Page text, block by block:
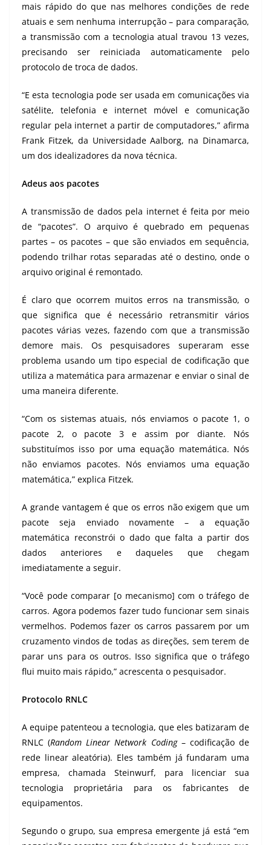
mais rápido do que nas melhores condições de rede
atuais e sem nenhuma interrupção – para comparação,
a transmissão com a tecnologia atual travou 13 vezes,
precisando ser reiniciada automaticamente pelo
protocolo de troca de dados.
“E esta tecnologia pode ser usada em comunicações via
satélite, telefonia e internet móvel e comunicação
regular pela internet a partir de computadores,” afirma
Frank Fitzek, da Universidade Aalborg, na Dinamarca,
um dos idealizadores da nova técnica.
Adeus aos pacotes
A transmissão de dados pela internet é feita por meio
de “pacotes”. O arquivo é quebrado em pequenas
partes – os pacotes – que são enviados em sequência,
podendo trilhar rotas separadas até o destino, onde o
arquivo original é remontado.
É claro que ocorrem muitos erros na transmissão, o
que significa que é necessário retransmitir vários
pacotes várias vezes, fazendo com que a transmissão
demore mais. Os pesquisadores superaram esse
problema usando um tipo especial de codificação que
utiliza a matemática para armazenar e enviar o sinal de
uma maneira diferente.
“Com os sistemas atuais, nós enviamos o pacote 1, o
pacote 2, o pacote 3 e assim por diante. Nós
substituímos isso por uma equação matemática. Nós
não enviamos pacotes. Nós enviamos uma equação
matemática,” explica Fitzek.
A grande vantagem é que os erros não exigem que um
pacote seja enviado novamente – a equação
matemática reconstrói o dado que falta a partir dos
dados anteriores e daqueles que chegam
imediatamente a seguir.
“Você pode comparar [o mecanismo] com o tráfego de
carros. Agora podemos fazer tudo funcionar sem sinais
vermelhos. Podemos fazer os carros passarem por um
cruzamento vindos de todas as direções, sem terem de
parar uns para os outros. Isso significa que o tráfego
flui muito mais rápido,” acrescenta o pesquisador.
Protocolo RNLC
A equipe patenteou a tecnologia, que eles batizaram de
RNLC (Random Linear Network Coding– codificação de
rede linear aleatória). Eles também já fundaram uma
empresa, chamada Steinwurf, para licenciar sua
tecnologia proprietária para os fabricantes de
equipamentos.
Segundo o grupo, sua empresa emergente já está “em